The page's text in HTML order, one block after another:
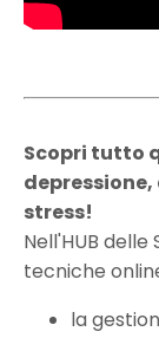
Scopri tutto
stress!
Nell'HUB
tecniche
la